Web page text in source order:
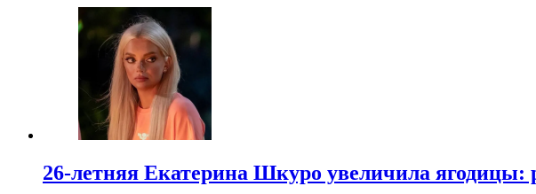
26-летняя Екатерина Шкуро увеличила ягодицы: